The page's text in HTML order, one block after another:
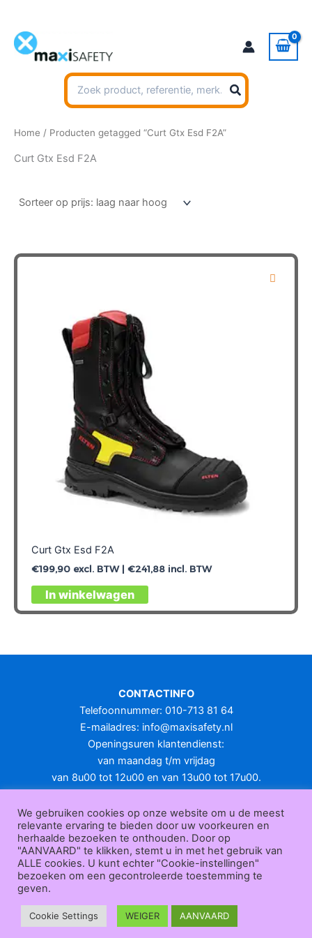
inhoud
Zoeken
naar:
Home / Producten getagged “Curt Gtx Esd F2A”
Curt Gtx Esd F2A
Curt Gtx Esd F2A
€199,90excl. BTW | €241,88incl. BTW
In winkelwagen
Dit
product
variaties.
optie
gekozen
worden
op
productpagina
CONTACTINFO
Telefoonnummer: 010-713 81 64
E-mailadres: info@maxisafety.nl
Openingsuren klantendienst:
van maandag t/m vrijdag
van 8u00 tot 12u00 en van 13u00 tot 17u00.
KLANTENSERVICE
Over
ons|Bedrijfsgegevens| F.A.Q.|Bestelprocedure | Betaling
ending | Retourneren|Herroepingsrecht|Herroepingsfunctie
ederverkoop|Bedrukken|Contact
Algemene voorwaarden
Maxisafety.nl © 2026
We gebruiken cookies op onze website om u de meest
relevante ervaring te bieden door uw voorkeuren en
herhaalde bezoeken te onthouden. Door op
"AANVAARD" te klikken, stemt u in met het gebruik van
ALLE cookies. U kunt echter "Cookie-instellingen"
bezoeken om een gecontroleerde toestemming te
geven.
Cookie Settings WEIGER AANVAARD